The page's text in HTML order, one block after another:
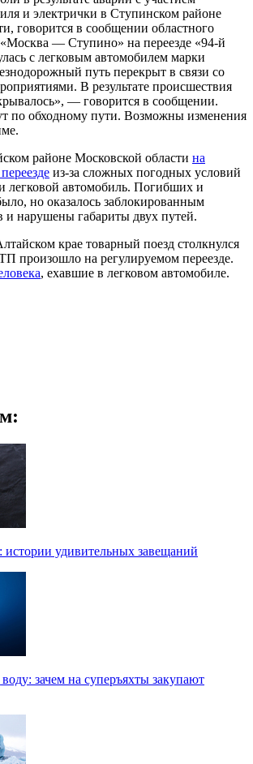
и электрички в Ступинском районе
говорится в сообщении областного
— Ступино» на переезде «94-й
с легковым автомобилем марки
путь перекрыт в связи со
В результате происшествия
— говорится в сообщении.
по обходному пути. Возможны изменения
районе Московской области на
из-за сложных погодных условий
легковой автомобиль. Погибших и
но оказалось заблокированным
и нарушены габариты двух путей.
крае товарный поезд столкнулся
произошло на регулируемом переезде.
, ехавшие в легковом автомобиле.
истории удивительных завещаний
зачем на суперъяхты закупают